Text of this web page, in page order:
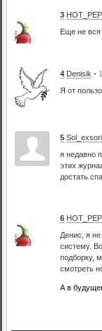
3
Еще не
4 Denisik •
Я от
5
я недавно
этих
6
Денис, я
систему.
подборку,
смотреть
А в